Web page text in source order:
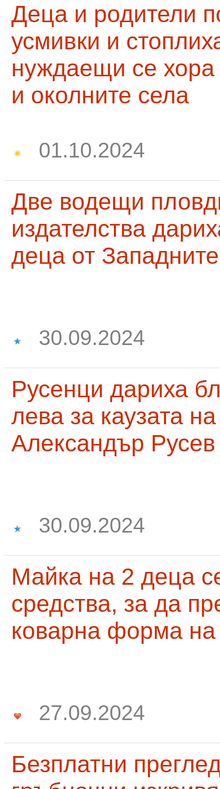
Деца и родители
усмивки и
нуждаещи се
и околните села
01.10.2024
Две водещи
издателства
деца от
30.09.2024
Русенци дариха
лева за каузата
Александър Русев
30.09.2024
Майка на 2 деца
средства, за да
коварна форма на
27.09.2024
Безплатни